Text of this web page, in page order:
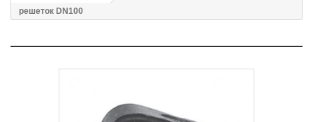
решеток DN100